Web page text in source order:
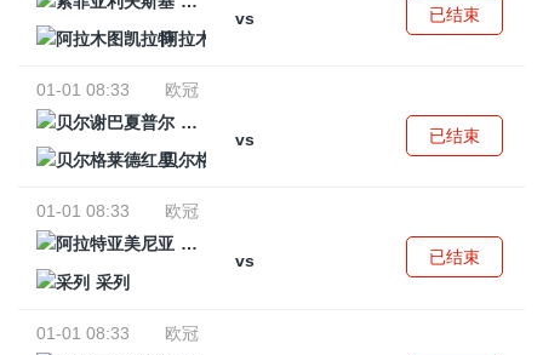
vs
阿拉木图凯拉特
已结束
01-01 08:33
欧冠
贝尔谢巴夏普尔
vs
贝尔格莱德红星
已结束
01-01 08:33
欧冠
阿拉特亚美尼亚
vs
采列
已结束
01-01 08:33
欧冠